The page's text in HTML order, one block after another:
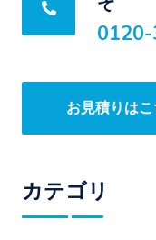
お見積りはこ
カテゴリ